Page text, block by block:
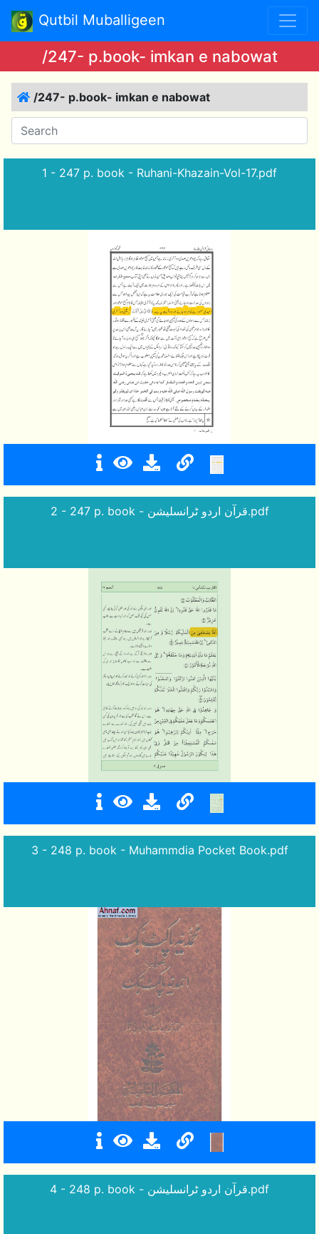
Qutbil Muballigeen
/247- p.book- imkan e nabowat
/247- p.book- imkan e nabowat
1 - 247 p. book - Ruhani-Khazain-Vol-17.pdf
2 - 247 p. book - قرآن اردو ٹرانسلیشن.pdf
3 - 248 p. book - Muhammdia Pocket Book.pdf
4 - 248 p. book - قرآن اردو ٹرانسلیشن.pdf